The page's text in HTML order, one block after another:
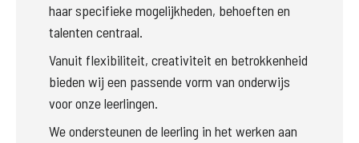
haar specifieke mogelijkheden, behoeften en
talenten centraal.
Vanuit flexibiliteit, creativiteit en betrokkenheid
bieden wij een passende vorm van onderwijs
voor onze leerlingen.
We ondersteunen de leerling in het werken aan